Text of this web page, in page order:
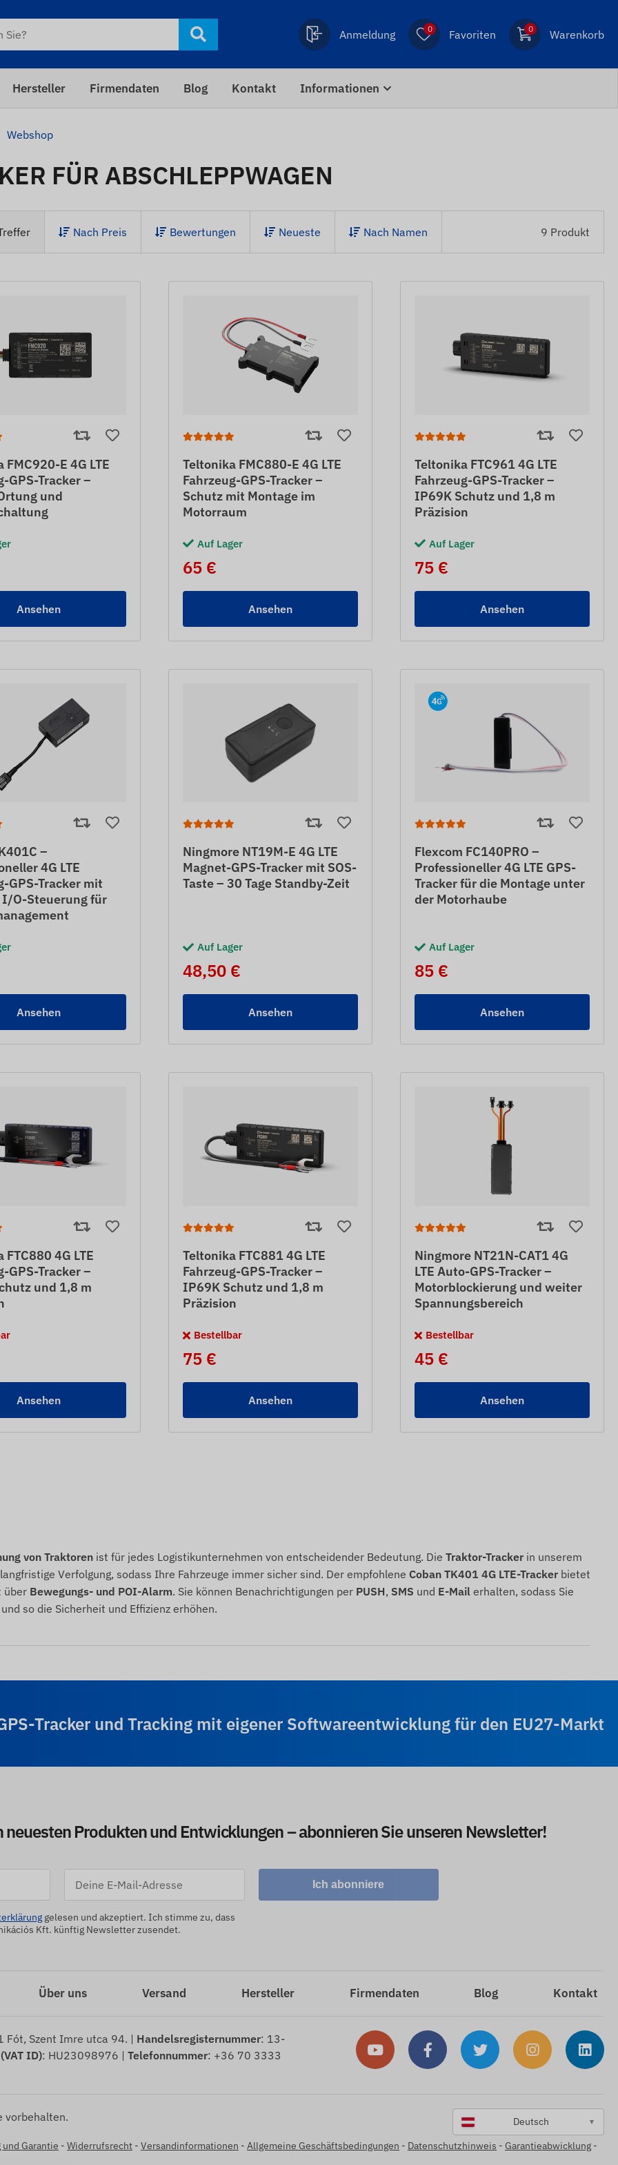
Anmeldung 0 Favoriten 0 Warenkorb
Hersteller Firmendaten Blog Kontakt Informationen
Webshop
FÜR ABSCHLEPPWAGEN
Nach Preis Bewertungen Neueste Nach Namen 9 Produkt
FMC920-E 4G LTE
GPS-Tracker –
und
Ansehen
Teltonika FMC880-E 4G LTE
Fahrzeug-GPS-Tracker –
Schutz mit Montage im
Motorraum
Auf Lager
65 €
Ansehen
Teltonika FTC961 4G LTE
Fahrzeug-GPS-Tracker –
IP69K Schutz und 1,8 m
Präzision
Auf Lager
75 €
Ansehen
–
4G LTE
GPS-Tracker mit
O-Steuerung für
Ansehen
Ningmore NT19M-E 4G LTE
Magnet-GPS-Tracker mit SOS-
Taste – 30 Tage Standby-Zeit
Auf Lager
48,50 €
Ansehen
Flexcom FC140PRO –
Professioneller 4G LTE GPS-
Tracker für die Montage unter
der Motorhaube
Auf Lager
85 €
Ansehen
FTC880 4G LTE
GPS-Tracker –
und 1,8 m
Ansehen
Teltonika FTC881 4G LTE
Fahrzeug-GPS-Tracker –
IP69K Schutz und 1,8 m
Präzision
Bestellbar
75 €
Ansehen
Ningmore NT21N-CAT1 4G
LTE Auto-GPS-Tracker –
Motorblockierung und weiter
Spannungsbereich
Bestellbar
45 €
Ansehen
von Traktoren ist für jedes Logistikunternehmen von entscheidender Bedeutung. Die Traktor-Tracker in unserem
Verfolgung, sodass Ihre Fahrzeuge immer sicher sind. Der empfohlene Coban TK401 4G LTE-Tracker bietet
über Bewegungs- und POI-Alarm. Sie können Benachrichtigungen per PUSH, SMS und E-Mail erhalten, sodass Sie
so die Sicherheit und Effizienz erhöhen.
Tracker und Tracking mit eigener Softwareentwicklung für den EU27-Markt
neuesten Produkten und Entwicklungen – abonnieren Sie unseren Newsletter!
Ich abonniere
gelesen und akzeptiert. Ich stimme zu, dass
Kft. künftig Newsletter zusendet.
Über uns Versand Hersteller Firmendaten Blog Kontakt
Fót, Szent Imre utca 94. | Handelsregisternummer: 13-
ID): HU23098976 | Telefonnummer: +36 70 3333
vorbehalten. Deutsch ▼
Garantie - Widerrufsrecht - Versandinformationen - Allgemeine Geschäftsbedingungen - Datenschutzhinweis - Garantieabwicklung -